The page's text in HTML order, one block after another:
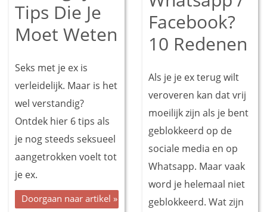
Tips Die Je
Moet Weten
Seks met je ex is
verleidelijk. Maar is het
wel verstandig?
Ontdek hier 6 tips als
je nog steeds seksueel
aangetrokken voelt tot
je ex.
Doorgaan naar artikel »
Facebook?
10 Redenen
Als je je ex terug wilt
veroveren kan dat vrij
moeilijk zijn als je bent
geblokkeerd op de
sociale media en op
Whatsapp. Maar vaak
word je helemaal niet
geblokkeerd. Wat zijn